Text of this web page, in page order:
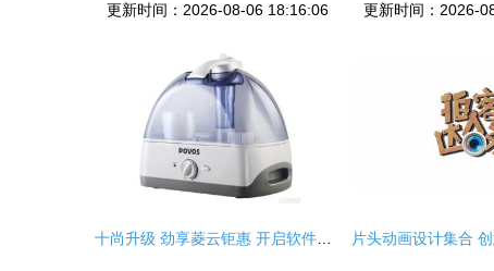
更新时间：2026-08-06 18:16:06 更新时间：2026-